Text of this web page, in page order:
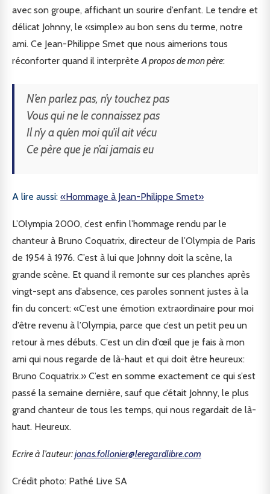
avec son groupe, affichant un sourire d’enfant. Le tendre et
délicat Johnny, le «simple» au bon sens du terme, notre
ami. Ce Jean-Philippe Smet que nous aimerions tous
réconforter quand il interprèteA propos de mon père:
N’en parlez pas, n’y touchez pas
Vous qui ne le connaissez pas
Il n’y a qu’en moi qu’il ait vécu
Ce père que je n’ai jamais eu
A lire aussi: «Hommage à Jean-Philippe Smet»
L’Olympia 2000, c’est enfin l’hommage rendu par le
chanteur à Bruno Coquatrix, directeur de l’Olympia de Paris
de 1954 à 1976. C’est à lui que Johnny doit la scène, la
grande scène. Et quand il remonte sur ces planches après
vingt-sept ans d’absence, ces paroles sonnent justes à la
fin du concert: «C’est une émotion extraordinaire pour moi
d’être revenu à l’Olympia, parce que c’est un petit peu un
retour à mes débuts. C’est un clin d’œil que je fais à mon
ami qui nous regarde de là-haut et qui doit être heureux:
Bruno Coquatrix.» C’est en somme exactement ce qui s’est
passé la semaine dernière, sauf que c’était Johnny, le plus
grand chanteur de tous les temps, qui nous regardait de là-
haut. Heureux.
Ecrire à l’auteur:jonas.follonier@leregardlibre.com
Crédit photo: Pathé Live SA